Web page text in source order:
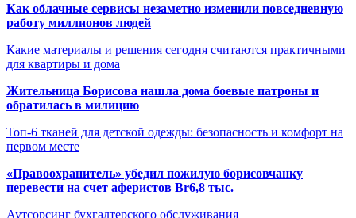
Как облачные сервисы незаметно изменили повседневную
работу миллионов людей
Какие материалы и решения сегодня считаются практичными
для квартиры и дома
Жительница Борисова нашла дома боевые патроны и
обратилась в милицию
Топ-6 тканей для детской одежды: безопасность и комфорт на
первом месте
«Правоохранитель» убедил пожилую борисовчанку
перевести на счет аферистов Br6,8 тыс.
Аутсорсинг бухгалтерского обслуживания